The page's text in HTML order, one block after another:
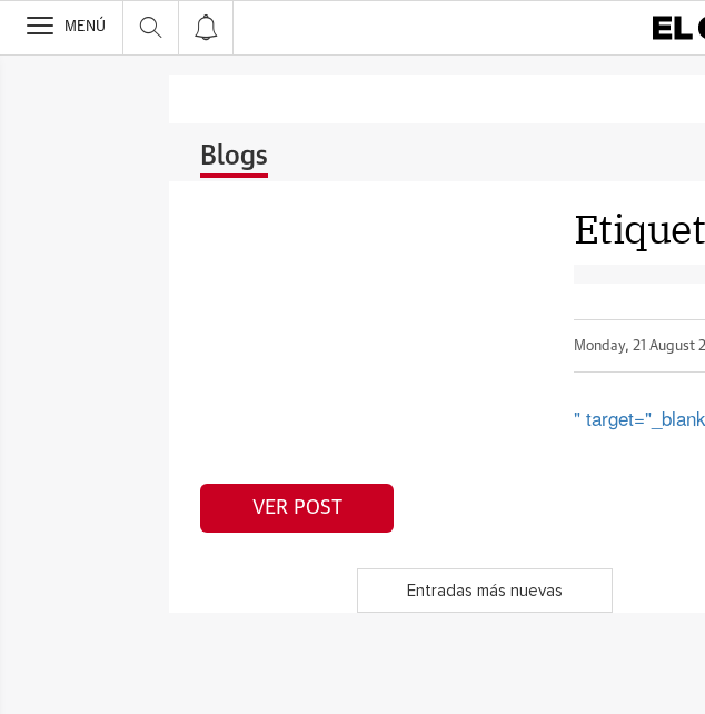
>
MENÚ
Blogs
Monday, 21 August
"
VER POST
Entradas más nuevas